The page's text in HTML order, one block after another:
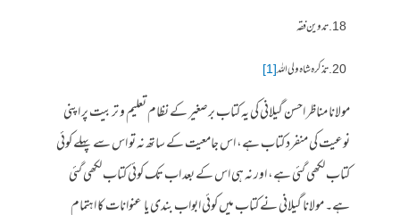
تدوین فقہ
تذکرہ شاہ ولی اللہ[1]
مولانا مناظر احسن گیلانی کی یہ کتاب برصغیر کے نظام تعلیم و تربیت پر اپنی
نوعیت کی منفرد کتاب ہے، اس جامعیت کے ساتھ نہ تو اس سے پہلے کوئی
کتاب لکھی گئی ہے، اور نہ ہی اس کے بعد اب تک کوئی کتاب لکھی گئی
ہے۔ مولانا گیلانی نے کتاب میں کوئی ابواب بندی یا عنوانات کا اہتمام